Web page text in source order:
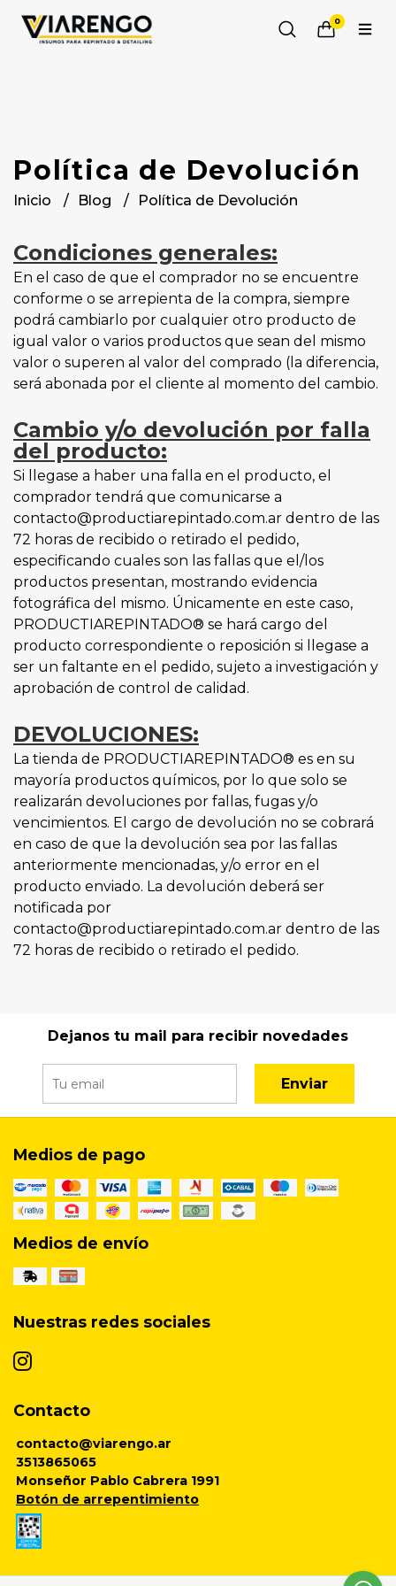
0
Política de Devolución
Inicio Blog Política de Devolución
Condiciones generales:
En el caso de que el comprador no se encuentre
conforme o se arrepienta de la compra, siempre
podrá cambiarlo por cualquier otro producto de
igual valor o varios productos que sean del mismo
valor o superen al valor del comprado (la diferencia,
será abonada por el cliente al momento del cambio.
Cambio y/o devolución por falla
del producto:
Si llegase a haber una falla en el producto, el
comprador tendrá que comunicarse a
contacto@productiarepintado.com.ar dentro de las
72 horas de recibido o retirado el pedido,
especificando cuales son las fallas que el/los
productos presentan, mostrando evidencia
fotográfica del mismo. Únicamente en este caso,
PRODUCTIAREPINTADO® se hará cargo del
producto correspondiente o reposición si llegase a
ser un faltante en el pedido, sujeto a investigación y
aprobación de control de calidad.
DEVOLUCIONES:
La tienda de PRODUCTIAREPINTADO® es en su
mayoría productos químicos, por lo que solo se
realizarán devoluciones por fallas, fugas y/o
vencimientos. El cargo de devolución no se cobrará
en caso de que la devolución sea por las fallas
anteriormente mencionadas, y/o error en el
producto enviado. La devolución deberá ser
notificada por
contacto@productiarepintado.com.ar dentro de las
72 horas de recibido o retirado el pedido.
Dejanos tu mail para recibir novedades
Enviar
Medios de pago
Medios de envío
Nuestras redes sociales
Contacto
contacto@viarengo.ar
3513865065
Monseñor Pablo Cabrera 1991
Botón de arrepentimiento